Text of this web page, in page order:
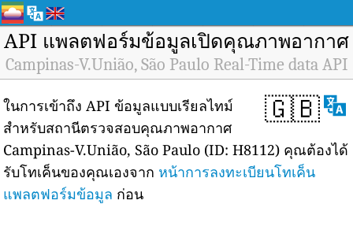
API แพลตฟอร์มข้อมูลเปิดคุณภาพอากาศ
Campinas-V.União, São Paulo Real-Time data API
🇬🇧
ในการเข้าถึง API ข้อมูลแบบเรียลไทม์
สำหรับสถานีตรวจสอบคุณภาพอากาศ
Campinas-V.União, São Paulo (ID: H8112) คุณต้องได้
รับโทเค็นของคุณเองจาก หน้าการลงทะเบียนโทเค็น
แพลตฟอร์มข้อมูล ก่อน